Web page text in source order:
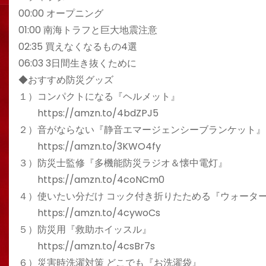
00:00 オープニング
01:00 南海トラフと巨大地震注意
02:35 買えなくなるもの4選
06:03 3日間生き抜くために
◆おすすめ防災グッズ
１）コンパクトになる『ヘルメット』
https://amzn.to/4bdZPJ5
２）音がならない『静音エマージェンシーブランケット』
https://amzn.to/3KWO4fy
３）防災士監修『多機能防災ラジオ＆懐中電灯』
https://amzn.to/4coNCm0
４）使いたい分だけ コック付き折りたためる『ウォータ
https://amzn.to/4cywoCs
５）防災用『救助ホイッスル』
https://amzn.to/4csBr7s
６）災害時洗濯対策 どこでも『お洗濯袋』